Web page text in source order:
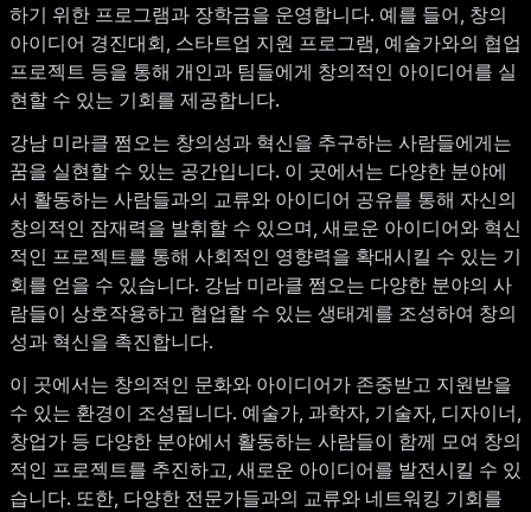
하기 위한 프로그램과 장학금을 운영합니다. 예를 들어, 창의
아이디어 경진대회, 스타트업 지원 프로그램, 예술가와의 협업
프로젝트 등을 통해 개인과 팀들에게 창의적인 아이디어를 실
현할 수 있는 기회를 제공합니다.
강남 미라클 쩜오는 창의성과 혁신을 추구하는 사람들에게는
꿈을 실현할 수 있는 공간입니다. 이 곳에서는 다양한 분야에
서 활동하는 사람들과의 교류와 아이디어 공유를 통해 자신의
창의적인 잠재력을 발휘할 수 있으며, 새로운 아이디어와 혁신
적인 프로젝트를 통해 사회적인 영향력을 확대시킬 수 있는 기
회를 얻을 수 있습니다. 강남 미라클 쩜오는 다양한 분야의 사
람들이 상호작용하고 협업할 수 있는 생태계를 조성하여 창의
성과 혁신을 촉진합니다.
이 곳에서는 창의적인 문화와 아이디어가 존중받고 지원받을
수 있는 환경이 조성됩니다. 예술가, 과학자, 기술자, 디자이너,
창업가 등 다양한 분야에서 활동하는 사람들이 함께 모여 창의
적인 프로젝트를 추진하고, 새로운 아이디어를 발전시킬 수 있
습니다. 또한, 다양한 전문가들과의 교류와 네트워킹 기회를